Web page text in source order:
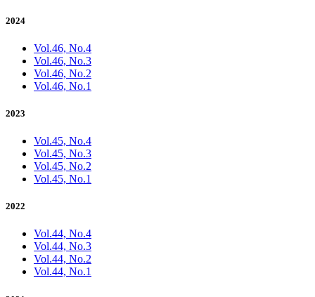
2024
Vol.46, No.4
Vol.46, No.3
Vol.46, No.2
Vol.46, No.1
2023
Vol.45, No.4
Vol.45, No.3
Vol.45, No.2
Vol.45, No.1
2022
Vol.44, No.4
Vol.44, No.3
Vol.44, No.2
Vol.44, No.1